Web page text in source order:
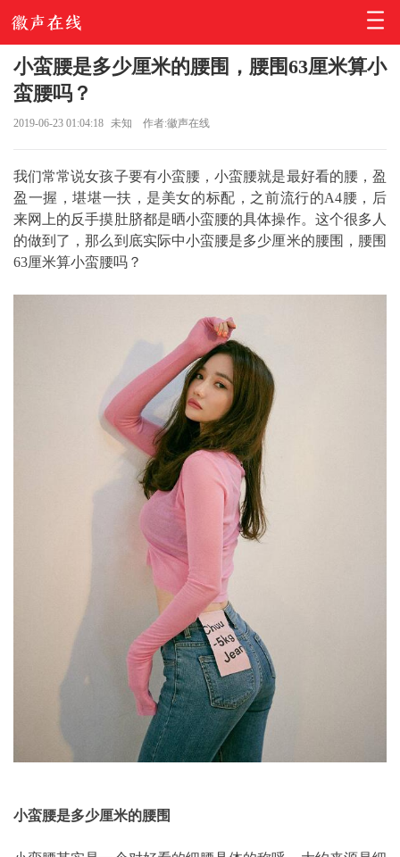
小蛮腰是多少厘米的腰围，腰围63厘米算小
蛮腰吗？
2019-06-23 01:04:18 未知 作者:徽声在线
我们常常说女孩子要有小蛮腰，小蛮腰就是最好看的腰，盈
盈一握，堪堪一扶，是美女的标配，之前流行的A4腰，后
来网上的反手摸肚脐都是晒小蛮腰的具体操作。这个很多人
的做到了，那么到底实际中小蛮腰是多少厘米的腰围，腰围
63厘米算小蛮腰吗？
小蛮腰是多少厘米的腰围